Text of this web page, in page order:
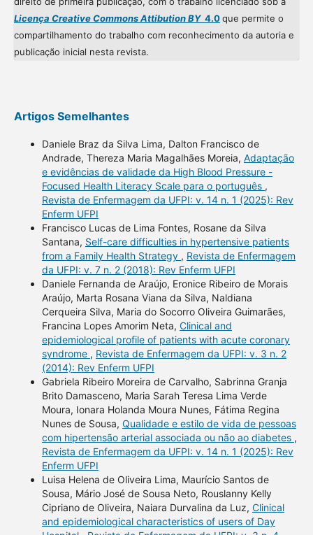
Licença Creative Commons Attibution BY4.0que permite o
compartilhamento do trabalho com reconhecimento da autoria e
publicação inicial nesta revista.
Artigos Semelhantes
Daniele Braz da Silva Lima, Dalton Francisco de
Andrade, Thereza Maria Magalhães Moreia, Adaptação
e evidências de validade da High Blood Pressure -
Focused Health Literacy Scale para o português ,
Revista de Enfermagem da UFPI: v. 14 n. 1 (2025): Rev
Enferm UFPI
Francisco Lucas de Lima Fontes, Rosane da Silva
Santana, Self-care difficulties in hypertensive patients
from a Family Health Strategy , Revista de Enfermagem
da UFPI: v. 7 n. 2 (2018): Rev Enferm UFPI
Daniele Fernanda de Araújo, Eronice Ribeiro de Morais
Araújo, Marta Rosana Viana da Silva, Naldiana
Cerqueira Silva, Maria do Socorro Oliveira Guimarães,
Francina Lopes Amorim Neta, Clinical and
epidemiological profile of patients with acute coronary
syndrome , Revista de Enfermagem da UFPI: v. 3 n. 2
(2014): Rev Enferm UFPI
Gabriela Ribeiro Moreira de Carvalho, Sabrinna Granja
Brito Damasceno, Maria Sarah Teresa Lima Verde
Moura, Ionara Holanda Moura Nunes, Fátima Regina
Nunes de Sousa, Qualidade e estilo de vida de pessoas
com hipertensão arterial associada ou não ao diabetes ,
Revista de Enfermagem da UFPI: v. 14 n. 1 (2025): Rev
Enferm UFPI
Luisa Helena de Oliveira Lima, Maurício Santos de
Sousa, Mário José de Sousa Neto, Rouslanny Kelly
Cipriano de Oliveira, Naiara Durvalina da Luz, Clinical
and epidemiological characteristics of users of Day